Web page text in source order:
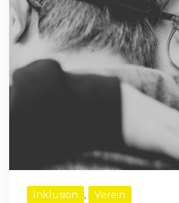
Inklusion , Verein